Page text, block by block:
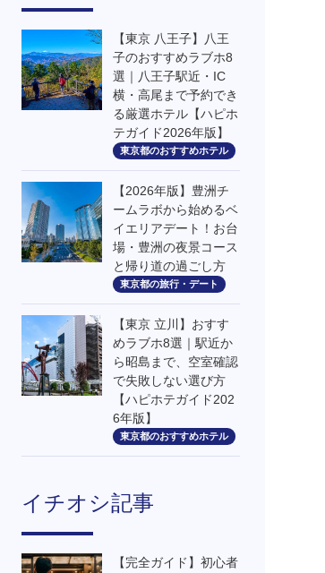
【東京 八王子】八王
子のおすすめラブホ8
選｜八王子駅近・IC
横・高尾まで予約でき
る厳選ホテル【ハピホ
テガイド2026年版】
東京都のおすすめホテル
【2026年版】豊洲チ
ームラボから始めるベ
イエリアデート！お台
場・豊洲の夜景コース
と帰り道の過ごし方
東京都の旅行・デート
【東京 立川】おすす
めラブホ8選｜駅近か
ら昭島まで、空室確認
で失敗しない選び方
【ハピホテガイド202
6年版】
東京都のおすすめホテル
イチオシ記事
【完全ガイド】初心者